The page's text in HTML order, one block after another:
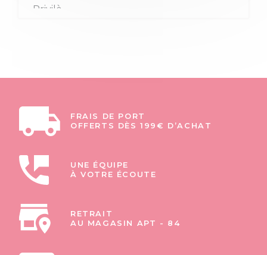
FRAIS DE PORT
OFFERTS DÈS 199€ D’ACHAT
UNE ÉQUIPE
À VOTRE ÉCOUTE
RETRAIT
AU MAGASIN APT - 84